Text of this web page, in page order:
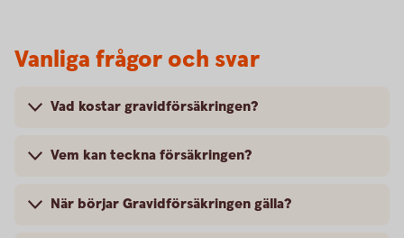
Vanliga frågor och svar
Vad kostar gravidförsäkringen?
Vem kan teckna försäkringen?
När börjar Gravidförsäkringen gälla?